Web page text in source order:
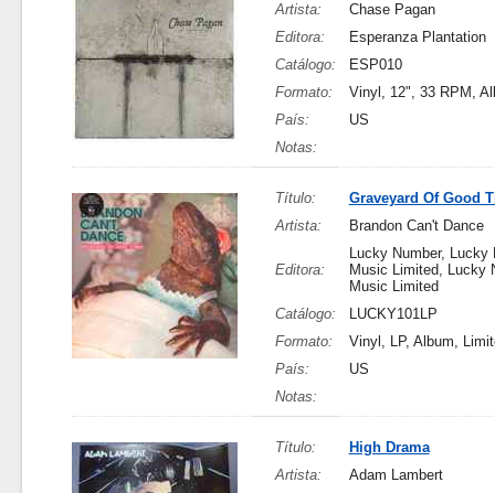
Artista:
Chase Pagan
Editora:
Esperanza Plantation
Catálogo:
ESP010
Formato:
Vinyl, 12", 33 RPM,
País:
US
Notas:
Título:
Graveyard Of Good
Artista:
Brandon Can't Dance
Editora:
Lucky Number, Lucky
Music Limited, Lucky
Music Limited
Catálogo:
LUCKY101LP
Formato:
Vinyl, LP, Album,
País:
US
Notas:
Título:
High Drama
Artista:
Adam Lambert